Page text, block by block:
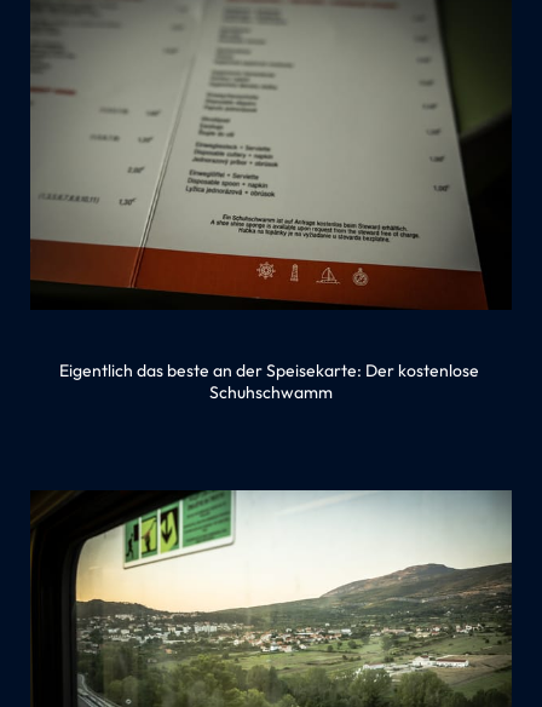
Eigentlich das beste an der Speisekarte: Der kostenlose
Schuhschwamm